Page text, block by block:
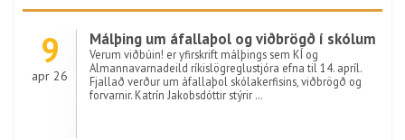
9
apr 26
Málþing um áfallaþol og viðbrögð í skólum
Verum viðbúin! er yfirskrift málþings sem KÍ og
Almannavarnadeild ríkislögreglustjóra efna til 14. apríl.
Fjallað verður um áfallaþol skólakerfisins, viðbrögð og
forvarnir. Katrín Jakobsdóttir stýrir …